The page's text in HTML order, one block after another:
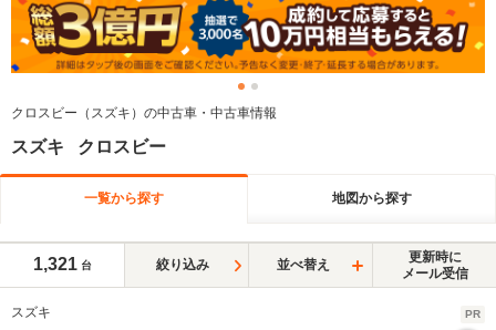
クロスビー（スズキ）の中古車・中古車情報
スズキ クロスビー
一覧から探す 地図から探す
1,321 台 絞り込み 並べ替え
更新時に
メール受信
スズキ PR